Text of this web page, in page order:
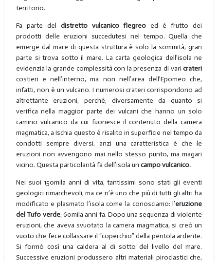
territorio.
Fa parte del distretto vulcanico flegreo ed è frutto dei
prodotti delle eruzioni succedutesi nel tempo. Quella che
emerge dal mare di questa struttura è solo la sommità, gran
parte si trova sotto il mare. La carta geologica dell’isola ne
evidenzia la grande complessità con la presenza di varicrateri
costieri e nell’interno, ma non nell’area dell’Epomeo che,
infatti, non è un vulcano. I numerosi crateri corrispondono ad
altrettante eruzioni, perché, diversamente da quanto si
verifica nella maggior parte dei vulcani che hanno un solo
camino vulcanico da cui fuoriesce il contenuto della camera
magmatica, a Ischia questo è risalito in superficie nel tempo da
condotti sempre diversi, anzi una caratteristica è che le
eruzioni non avvengono mai nello stesso punto, ma magari
vicino. Questa particolarità fa dell’isola un campo vulcanico.
Nei suoi 150mila anni di vita, tantissimi sono stati gli eventi
geologici rimarchevoli, ma ce n’è uno che più di tutti gli altri ha
modificato e plasmato l’isola come la conosciamo: l’eruzione
del Tufo verde, 60mila anni fa. Dopo una sequenza di violente
eruzioni, che aveva svuotato la camera magmatica, si creò un
vuoto che fece collassare il “coperchio” della pentola ardente.
Si formò così una caldera al di sotto del livello del mare.
Successive eruzioni produssero altri materiali piroclastici che,